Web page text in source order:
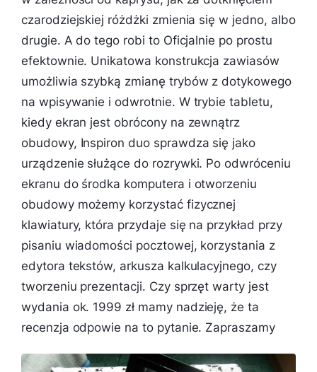
czarodziejskiej różdżki zmienia się w jedno, albo
drugie. A do tego robi to Oficjalnie po prostu
efektownie. Unikatowa konstrukcja zawiasów
umożliwia szybką zmianę trybów z dotykowego
na wpisywanie i odwrotnie. W trybie tabletu,
kiedy ekran jest obrócony na zewnątrz
obudowy, Inspiron duo sprawdza się jako
urządzenie służące do rozrywki. Po odwróceniu
ekranu do środka komputera i otworzeniu
obudowy możemy korzystać fizycznej
klawiatury, która przydaje się na przykład przy
pisaniu wiadomości pocztowej, korzystania z
edytora tekstów, arkusza kalkulacyjnego, czy
tworzeniu prezentacji. Czy sprzęt warty jest
wydania ok. 1999 zł mamy nadzieję, że ta
recenzja odpowie na to pytanie. Zapraszamy